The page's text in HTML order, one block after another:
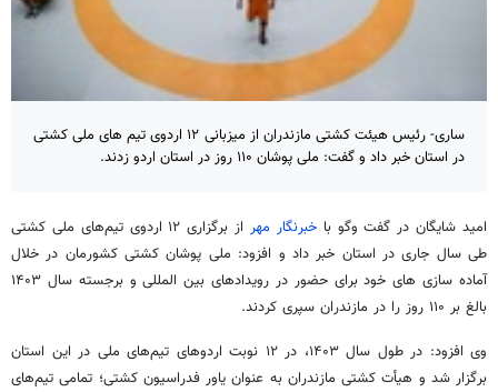
ساری- رئیس هیئت کشتی مازندران از میزبانی ۱۲ اردوی تیم های ملی کشتی
در استان خبر داد و گفت: ملی پوشان ۱۱۰ روز در استان اردو زدند.
امید شایگان در گفت وگو با خبرنگار مهر
از برگزاری ۱۲ اردوی تیم‌های ملی کشتی
طی سال جاری در استان خبر داد و افزود: ملی پوشانکشتی کشورمان در خلال
آماده سازی هایخود برای حضور در رویدادهای بین المللی
و برجسته سال ۱۴۰۳
بالغ بر ۱۱۰ روز را در مازندران سپری کردند.
وی افزود: در طول سال ۱۴۰۳، در ۱۲ نوبت اردوهای تیم‌های ملی در این استان
برگزار شد و هیأت کشتی مازندران به عنوان یاور فدراسیون کشتی؛ تمامی تیم‌های